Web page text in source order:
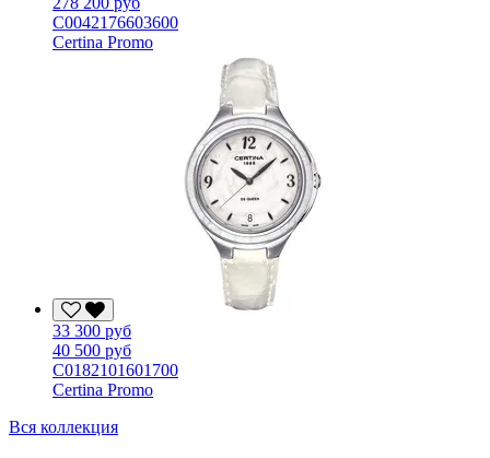
C0042176603600
Certina Promo
33 300 руб
40 500 руб
C0182101601700
Certina Promo
Вся коллекция